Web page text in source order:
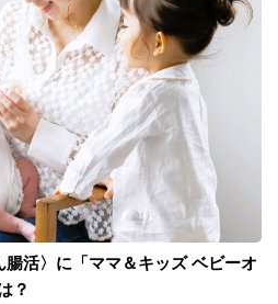
腸活〉に「ママ＆キッズ ベビーオ
？